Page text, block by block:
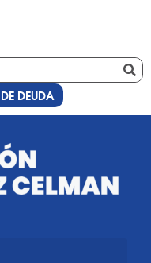
DEUDA